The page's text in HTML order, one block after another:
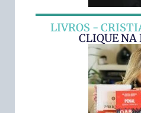
LIVROS -
CLIQUE